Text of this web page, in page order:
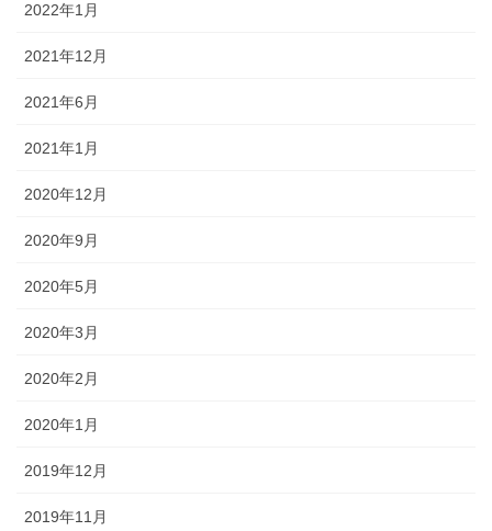
2022年1月
2021年12月
2021年6月
2021年1月
2020年12月
2020年9月
2020年5月
2020年3月
2020年2月
2020年1月
2019年12月
2019年11月